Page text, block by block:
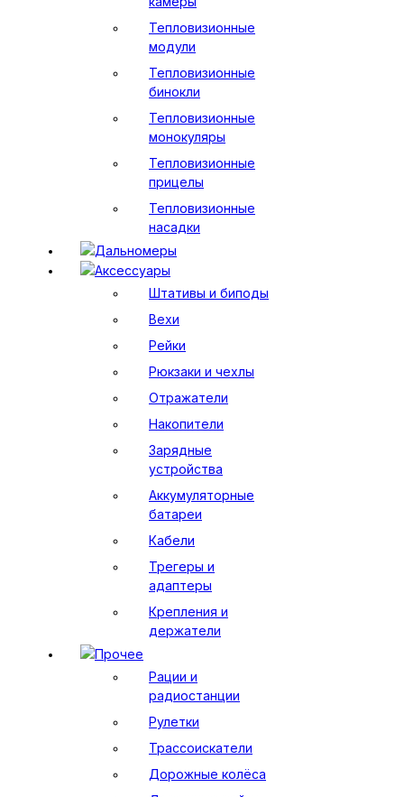
Тепловизионные
модули
Тепловизионные
бинокли
Тепловизионные
монокуляры
Тепловизионные
прицелы
Тепловизионные
насадки
Дальномеры
Аксессуары
Штативы и биподы
Вехи
Рейки
Рюкзаки и чехлы
Отражатели
Накопители
Зарядные
устройства
Аккумуляторные
батареи
Кабели
Трегеры и
адаптеры
Крепления и
держатели
Прочее
Рации и
радиостанции
Рулетки
Трассоискатели
Дорожные колёса